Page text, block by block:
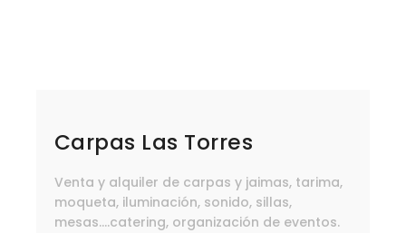
Carpas Las Torres
Venta y alquiler de carpas y jaimas, tarima,
moqueta, iluminación, sonido, sillas,
mesas....catering, organización de eventos.